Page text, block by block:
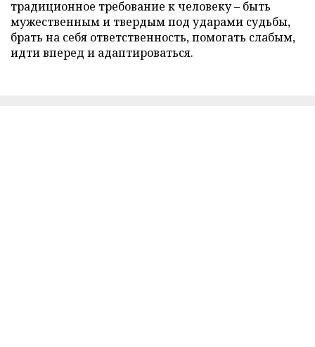
традиционное требование к человеку – быть
мужественным и твердым под ударами судьбы,
брать на себя ответственность, помогать слабым,
идти вперед и адаптироваться.